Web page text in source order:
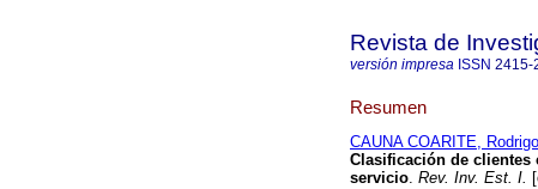
Revista de
versión impresa ISSN 2415-
Resumen
CAUNA COARITE,
Clasificación de clientes
servicio. Rev. Inv. Est. I.